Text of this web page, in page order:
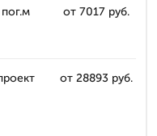
пог.м от 7017 руб.
от 28893 руб.